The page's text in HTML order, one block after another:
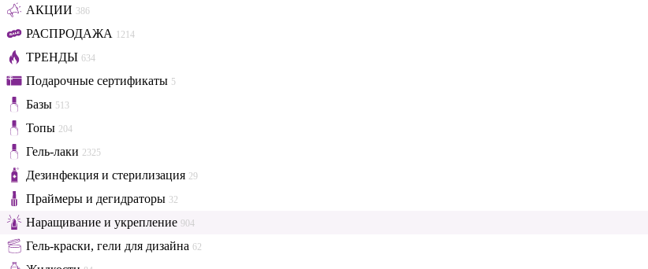
АКЦИИ 386
РАСПРОДАЖА 1214
ТРЕНДЫ 634
Подарочные сертификаты 5
Базы 513
Топы 204
Гель-лаки 2325
Дезинфекция и стерилизация 29
Праймеры и дегидраторы 32
Наращивание и укрепление 904
Гель-краски, гели для дизайна 62